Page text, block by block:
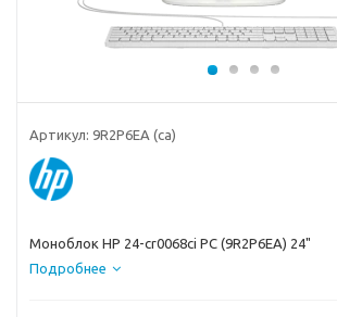
Артикул: 9R2P6EA (ca)
Моноблок HP 24-cr0068ci PC (9R2P6EA) 24"
Подробнее